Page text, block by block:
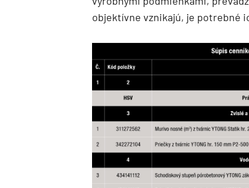
objektívne vznikajú, je potrebné